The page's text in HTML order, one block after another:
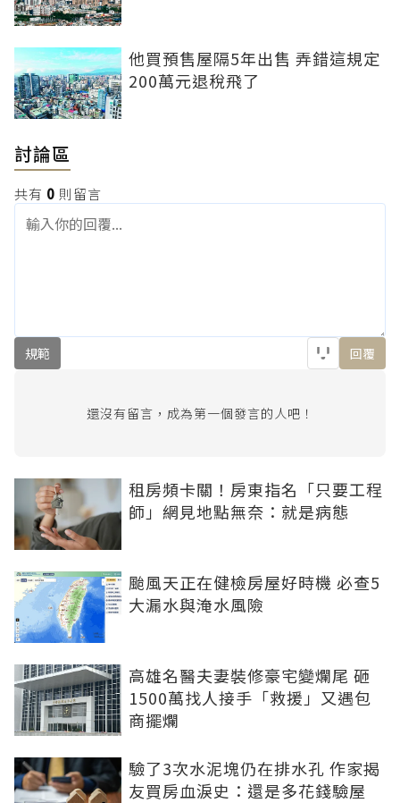
他買預售屋隔5年出售 弄錯這規定
200萬元退稅飛了
討論區
共有 0 則留言
規範 回覆
還沒有留言，成為第一個發言的人吧！
租房頻卡關！房東指名「只要工程
師」網見地點無奈：就是病態
颱風天正在健檢房屋好時機 必查5
大漏水與淹水風險
高雄名醫夫妻裝修豪宅變爛尾 砸
1500萬找人接手「救援」又遇包
商擺爛
驗了3次水泥塊仍在排水孔 作家揭
友買房血淚史：還是多花錢驗屋